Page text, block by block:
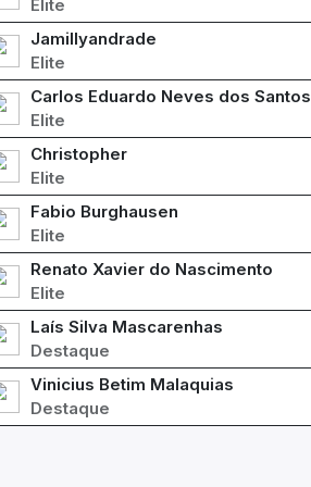
Elite
Jamillyandrade
Elite
Carlos Eduardo Neves dos Santos
Elite
Christopher
Elite
Fabio Burghausen
Elite
Renato Xavier do Nascimento
Elite
Laís Silva Mascarenhas
Destaque
Vinicius Betim Malaquias
Destaque